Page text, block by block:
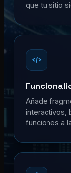
que tu sitio
Añade
interactivos,
funciones a